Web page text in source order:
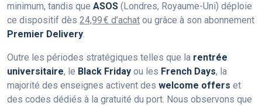
minimum, tandis que ASOS (Londres, Royaume-Uni) déploie
ce dispositif dès 24,99 € d’achat ou grâce à son abonnement
Premier Delivery.
Outre les périodes stratégiques telles que la rentrée
universitaire, le Black Friday ou les French Days, la
majorité des enseignes activent des welcome offers et
des codes dédiés à la gratuité du port. Nous observons que